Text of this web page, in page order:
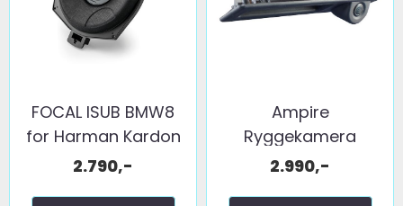
FOCAL ISUB BMW8
for Harman Kardon
2.790,-
Ampire
Ryggekamera
(håndtak) (CVBS) ...
2.990,-